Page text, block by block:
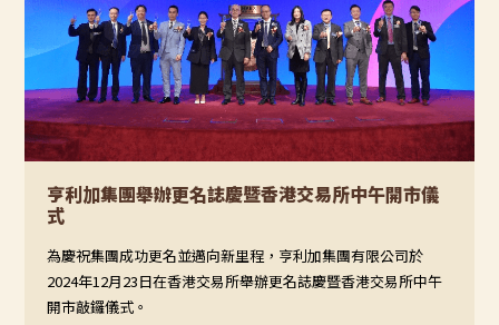
亨利加集團舉辦更名誌慶暨香港交易所中午開市儀
式
為慶祝集團成功更名並邁向新里程，亨利加集團有限公司於
2024年12月23日在香港交易所舉辦更名誌慶暨香港交易所中午
開市敲鑼儀式。